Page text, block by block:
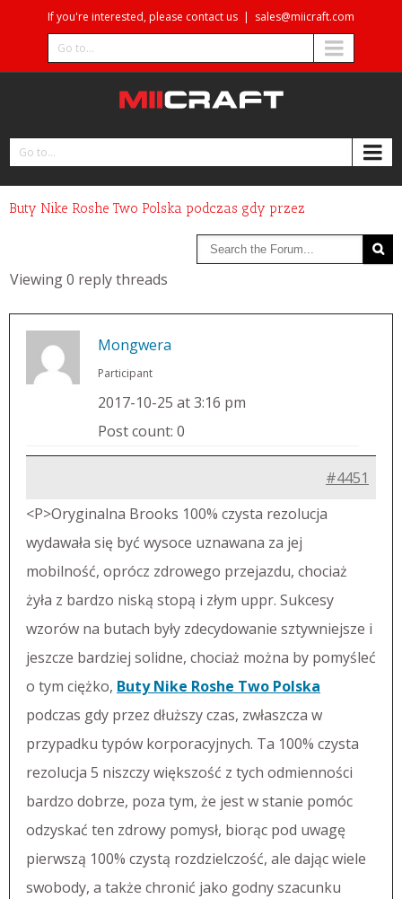
If you're interested, please contact us | sales@miicraft.com
Go to...
Go to...
Buty Nike Roshe Two Polska podczas gdy przez
Viewing 0 reply threads
Mongwera
Participant
2017-10-25 at 3:16 pm
Post count: 0
#4451
<P>Oryginalna Brooks 100% czysta rezolucja
wydawała się być wysoce uznawana za jej
mobilność, oprócz zdrowego przejazdu, chociaż
żyła z bardzo niską stopą i złym uppr. Sukcesy
wzorów na butach były zdecydowanie sztywniejsze i
jeszcze bardziej solidne, chociaż można by pomyśleć
o tym ciężko, Buty Nike Roshe Two Polska
podczas gdy przez dłuższy czas, zwłaszcza w
przypadku typów korporacyjnych. Ta 100% czysta
rezolucja 5 niszczy większość z tych odmienności
bardzo dobrze, poza tym, że jest w stanie pomóc
odzyskać ten zdrowy pomysł, biorąc pod uwagę
pierwszą 100% czystą rozdzielczość, ale dając wiele
swobody, a także chronić jako godny szacunku